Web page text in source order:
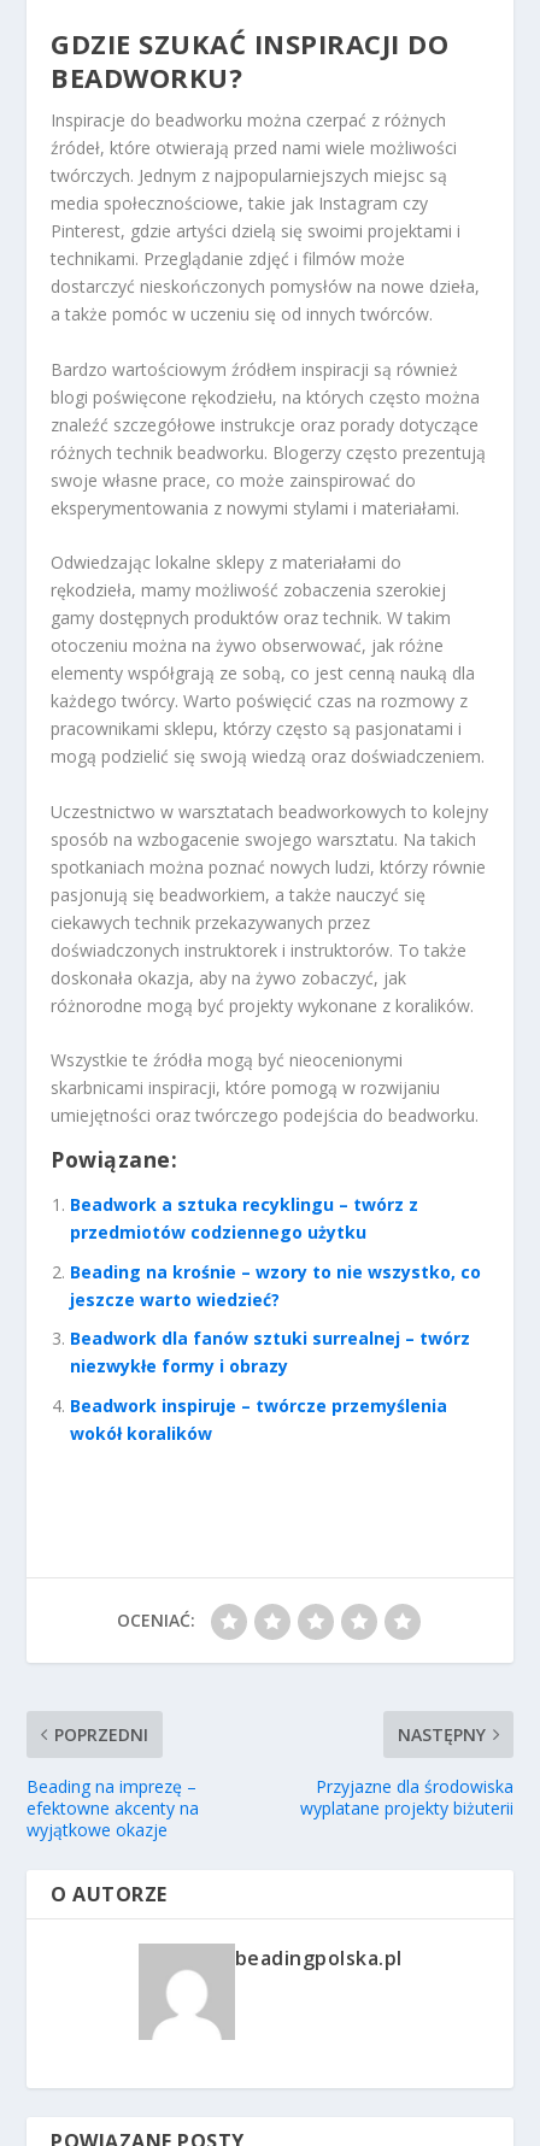
GDZIE SZUKAĆ INSPIRACJI DO
BEADWORKU?
Inspiracje do beadworku można czerpać z różnych
źródeł, które otwierają przed nami wiele możliwości
twórczych. Jednym z najpopularniejszych miejsc są
media społecznościowe, takie jak Instagram czy
Pinterest, gdzie artyści dzielą się swoimi projektami i
technikami. Przeglądanie zdjęć i filmów może
dostarczyć nieskończonych pomysłów na nowe dzieła,
a także pomóc w uczeniu się od innych twórców.
Bardzo wartościowym źródłem inspiracji są również
blogi poświęcone rękodziełu, na których często można
znaleźć szczegółowe instrukcje oraz porady dotyczące
różnych technik beadworku. Blogerzy często prezentują
swoje własne prace, co może zainspirować do
eksperymentowania z nowymi stylami i materiałami.
Odwiedzając lokalne sklepy z materiałami do
rękodzieła, mamy możliwość zobaczenia szerokiej
gamy dostępnych produktów oraz technik. W takim
otoczeniu można na żywo obserwować, jak różne
elementy współgrają ze sobą, co jest cenną nauką dla
każdego twórcy. Warto poświęcić czas na rozmowy z
pracownikami sklepu, którzy często są pasjonatami i
mogą podzielić się swoją wiedzą oraz doświadczeniem.
Uczestnictwo w warsztatach beadworkowych to kolejny
sposób na wzbogacenie swojego warsztatu. Na takich
spotkaniach można poznać nowych ludzi, którzy równie
pasjonują się beadworkiem, a także nauczyć się
ciekawych technik przekazywanych przez
doświadczonych instruktorek i instruktorów. To także
doskonała okazja, aby na żywo zobaczyć, jak
różnorodne mogą być projekty wykonane z koralików.
Wszystkie te źródła mogą być nieocenionymi
skarbnicami inspiracji, które pomogą w rozwijaniu
umiejętności oraz twórczego podejścia do beadworku.
Powiązane:
Beadwork a sztuka recyklingu – twórz z
przedmiotów codziennego użytku
Beading na krośnie – wzory to nie wszystko, co
jeszcze warto wiedzieć?
Beadwork dla fanów sztuki surrealnej – twórz
niezwykłe formy i obrazy
Beadwork inspiruje – twórcze przemyślenia
wokół koralików
OCENIAĆ:
POPRZEDNI
Beading na imprezę –
efektowne akcenty na
wyjątkowe okazje
NASTĘPNY
Przyjazne dla środowiska
wyplatane projekty biżuterii
O AUTORZE
beadingpolska.pl